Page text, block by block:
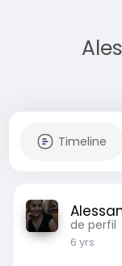
Timeline
de perfil
6 yrs